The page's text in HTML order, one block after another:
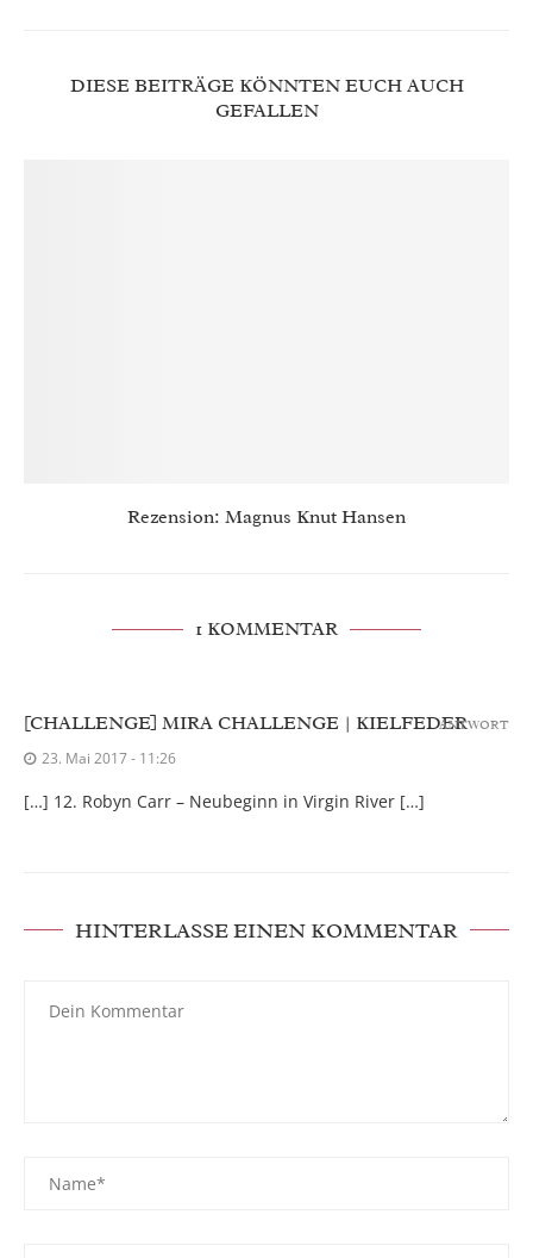
DIESE BEITRÄGE KÖNNTEN EUCH AUCH
GEFALLEN
Rezension: Magnus Knut Hansen
1 KOMMENTAR
[CHALLENGE] MIRA CHALLENGE | KIELFEDER
23. Mai 2017 - 11:26
[…] 12. Robyn Carr – Neubeginn in Virgin River […]
ANTWORT
HINTERLASSE EINEN KOMMENTAR